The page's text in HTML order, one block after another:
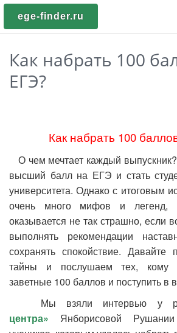
ege-finder.ru
Как набрать 100
ЕГЭ?
Как набрать 100
О чем мечтает каждый
высший балл на ЕГЭ и стать
университета. Однако с итоговым
очень много мифов и
оказывается не так страшно, если
выполнять рекомендации
сохранять спокойствие. Давайте
тайны и послушаем тех, кому
заветные 100 баллов и поступить в
Мы взяли интервью у
центра»
Янборисовой